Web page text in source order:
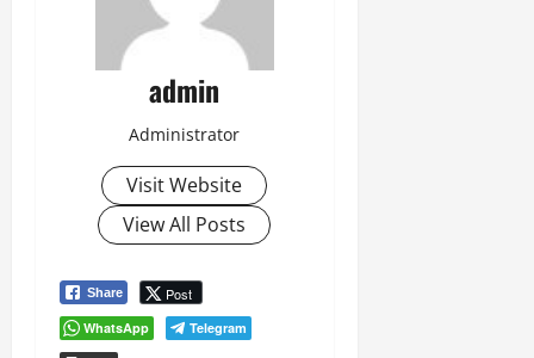
admin
Administrator
Visit Website
View All Posts
Share Post
WhatsApp
Telegram